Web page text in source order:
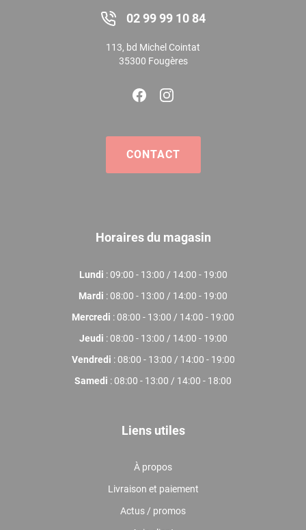
02 99 99 10 84
113, bd Michel Cointat
35300 Fougères
CONTACT
Horaires du magasin
Lundi : 09:00 - 13:00 / 14:00 - 19:00
Mardi : 08:00 - 13:00 / 14:00 - 19:00
Mercredi : 08:00 - 13:00 / 14:00 - 19:00
Jeudi : 08:00 - 13:00 / 14:00 - 19:00
Vendredi : 08:00 - 13:00 / 14:00 - 19:00
Samedi : 08:00 - 13:00 / 14:00 - 18:00
Liens utiles
À propos
Livraison et paiement
Actus / promos